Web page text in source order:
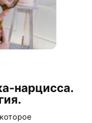
нарцисса.